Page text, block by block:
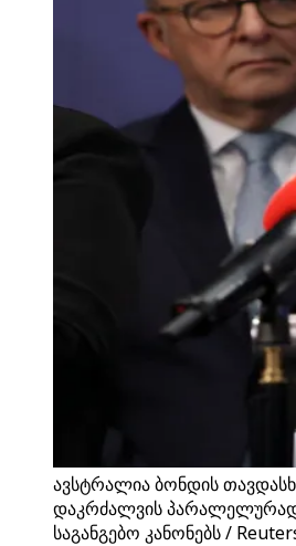
ავსტრალია ბონდის
დაკრძალვის
საგანგებო კანონებს /